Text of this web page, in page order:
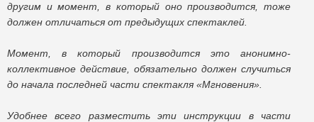
другим и момент, в который оно производится, тоже
должен отличаться от предыдущих спектаклей.
Момент, в который производится это анонимно-
коллективное действие, обязательно должен случиться
до начала последней части спектакля «Мгновения».
Удобнее всего разместить эти инструкции в части